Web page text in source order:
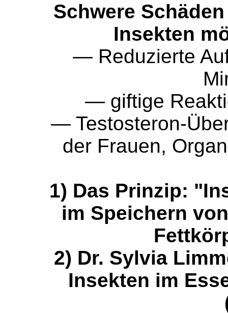
Schwere
Insekten
— Reduzierte
— giftige
— Testosteron-
der Frauen,
1) Das Prinzip:
im Speichern
2) Dr. Sylvia
Insekten im